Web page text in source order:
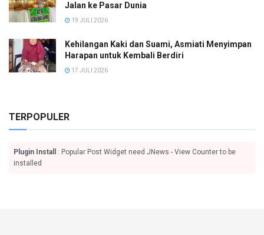
Jalan ke Pasar Dunia
19 JULI 2026
Kehilangan Kaki dan Suami, Asmiati Menyimpan
Harapan untuk Kembali Berdiri
17 JULI 2026
TERPOPULER
Plugin Install
: Popular Post Widget need JNews - View Counter to be
installed